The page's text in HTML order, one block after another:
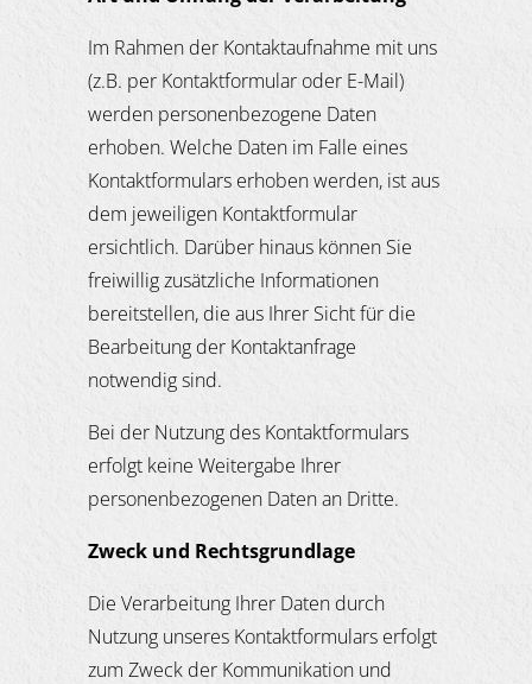
Im Rahmen der Kontaktaufnahme mit uns
(z.B. per Kontaktformular oder E-Mail)
werden personenbezogene Daten
erhoben. Welche Daten im Falle eines
Kontaktformulars erhoben werden, ist aus
dem jeweiligen Kontaktformular
ersichtlich. Darüber hinaus können Sie
freiwillig zusätzliche Informationen
bereitstellen, die aus Ihrer Sicht für die
Bearbeitung der Kontaktanfrage
notwendig sind.
Bei der Nutzung des Kontaktformulars
erfolgt keine Weitergabe Ihrer
personenbezogenen Daten an Dritte.
Zweck und Rechtsgrundlage
Die Verarbeitung Ihrer Daten durch
Nutzung unseres Kontaktformulars erfolgt
zum Zweck der Kommunikation und